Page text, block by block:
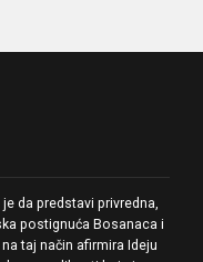
da predstavi privredna,
postignuća Bosanaca i
taj način afirmira Ideju